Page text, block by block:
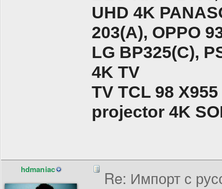
UHD 4K
203(A), ОPPO
LG BP325(C),
4K TV
TV TCL 98 X955
projector 4K
hdmaniac
Re: Импорт с